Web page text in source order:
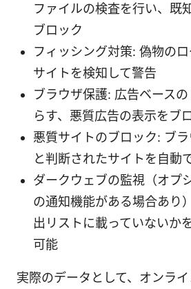
ファイルの検査を行い、既
ブロック
フィッシング対策: 偽物の
サイトを検知して警告
ブラウザ保護: 広告ベース
らす、悪質広告の表示をブ
悪質サイトのブロック: ブ
と判断されたサイトを自動
ダークウェブの監視（オプ
の通知機能がある場合あり
出リストに載っていないか
可能
実際のデータとして、オンラ